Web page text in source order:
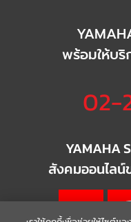
พร้อมให้บ
02-
YAMAHA
สังคมออนไลน์